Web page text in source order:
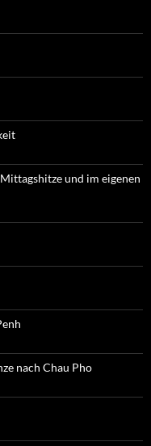
und im eigenen
nach Chau Pho